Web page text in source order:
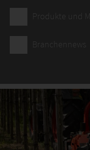
Produkte und
Branchennews